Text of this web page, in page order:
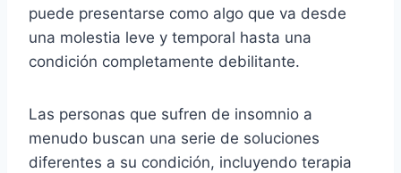
puede presentarse como algo que va desde
una molestia leve y temporal hasta una
condición completamente debilitante.
Las personas que sufren de insomnio a
menudo buscan una serie de soluciones
diferentes a su condición, incluyendo terapia